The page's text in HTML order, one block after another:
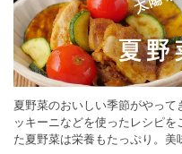
夏野菜のおいしい季節がやっ
ッキーニなどを使ったレシピ
た夏野菜は栄養もたっぷり。